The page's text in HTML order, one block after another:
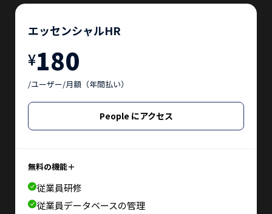
エッセンシャルHR
¥180
/ユーザー/月額（年間払い）
People にアクセス
無料の機能＋
従業員研修
従業員データベースの管理